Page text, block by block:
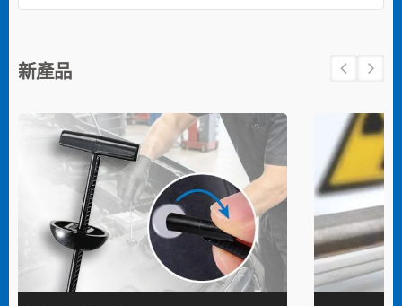
新產品